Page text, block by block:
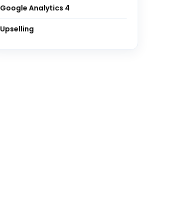
Google Analytics 4
Upselling